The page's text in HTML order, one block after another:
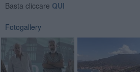
Basta cliccare QUI
Fotogallery